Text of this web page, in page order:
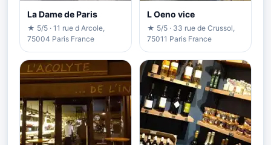
La Dame de Paris
★ 5/5 · 11 rue d Arcole,
75004 Paris France
L Oeno vice
★ 5/5 · 33 rue de Crussol,
75011 Paris France